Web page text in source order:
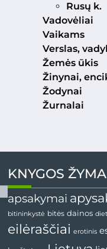
Rusų k.
Vadovėliai
Vaikams
Verslas,
Žemės ūkis
Žinynai,
Žodynai
Žurnalai
KNYGOS ŽYMA
apsakymai
bitininkystė bitės dainos
eilėraščiai erotinis